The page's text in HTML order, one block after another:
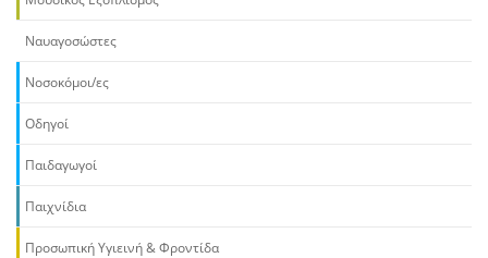
Ναυαγοσώστες
Νοσοκόμοι/ες
Οδηγοί
Παιδαγωγοί
Παιχνίδια
Προσωπική Υγιεινή & Φροντίδα